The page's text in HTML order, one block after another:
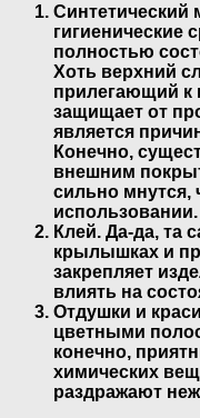
гигиенические
полностью
Хоть верхний
прилегающий к
защищает от
является
Конечно,
внешним
сильно мнутся,
использовании.
Клей. Да-да, та
крылышках и
закрепляет
влиять на
Отдушки и
цветными
конечно,
химических
раздражают